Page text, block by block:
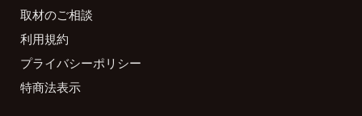
取材のご相談
利用規約
プライバシーポリシー
特商法表示